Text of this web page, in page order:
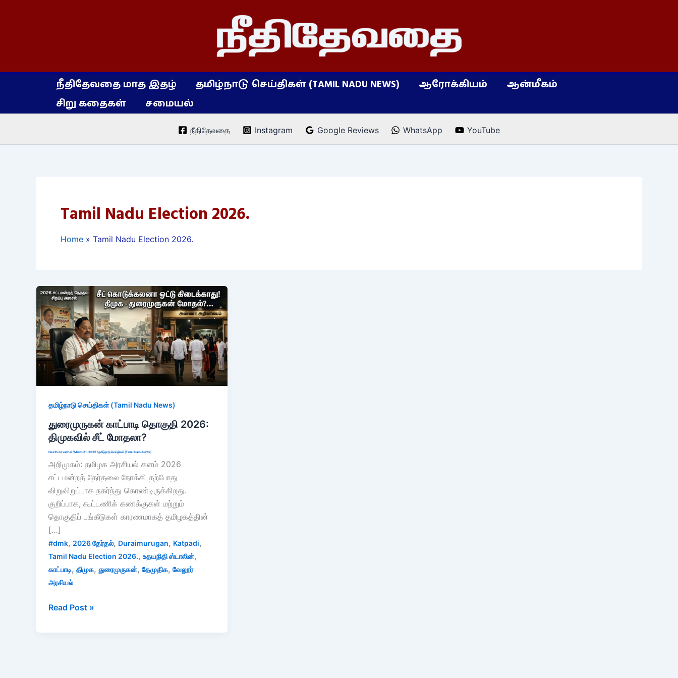
நீதிதேவதை மாத இதழ் தமிழ்நாடு செய்திகள் (TAMIL NADU NEWS) ஆரோக்கியம்
ஆன்மீகம்
சிறு கதைகள்
சமையல்
நீதிதேவதை Instagram Google Reviews WhatsApp YouTube
Tamil Nadu Election 2026.
Home Tamil Nadu Election 2026.
தமிழ்நாடு செய்திகள் (Tamil Nadu News)
துரைமுருகன் காட்பாடி தொகுதி 2026:
திமுகவில் சீட் மோதலா?
Neethidevadhai/March 21, 2026/தமிழ்நாடு செய்திகள் (Tamil Nadu News)
அறிமுகம்: தமிழக அரசியல் களம் 2026
சட்டமன்றத் தேர்தலை நோக்கி தற்போது
விறுவிறுப்பாக நகர்ந்து கொண்டிருக்கிறது.
குறிப்பாக, கூட்டணிக் கணக்குகள் மற்றும்
தொகுதிப் பங்கீடுகள் காரணமாகத் தமிழகத்தின்
[…]
#dmk, 2026 தேர்தல், Duraimurugan, Katpadi,
Tamil Nadu Election 2026., உதயநிதி ஸ்டாலின்,
காட்பாடி, திமுக, துரைமுருகன், தேமுதிக, வேலூர்
அரசியல்
துரைமுருகன்
Read Post »